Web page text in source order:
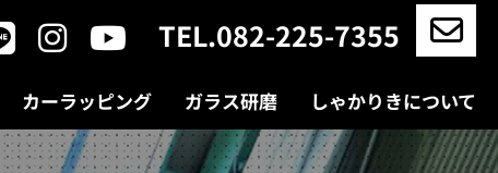
TEL.082-225-7355
カーラッピング ガラス研磨 しゃかりきについて